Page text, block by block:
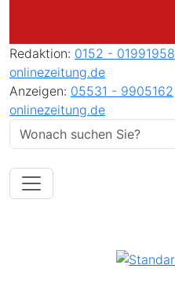
Redaktion: 0152 - 01991958
onlinezeitung.de
Anzeigen: 05531 - 9905162
onlinezeitung.de